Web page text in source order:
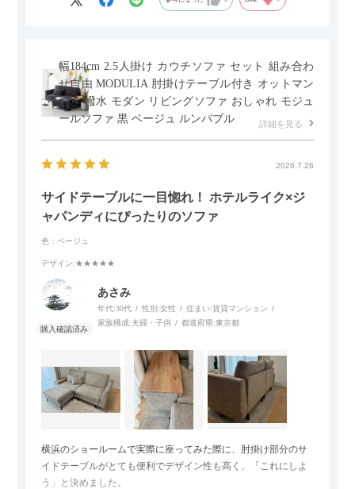
幅184cm 2.5人掛け カウチソファ セット 組み合わ
せ自由 MODULIA 肘掛けテーブル付き オットマン
付き 撥水 モダン リビングソファ おしゃれ モジュ
ールソファ 黒 ベージュ ルンバブル
詳細を見る
2026.7.26
サイドテーブルに一目惚れ！ ホテルライク×ジ
ャパンディにぴったりのソファ
色：ベージュ
デザイン:★★★★★
あさみ
年代:30代 性別:女性 住まい:賃貸マンション
家族構成:夫婦・子供 都道府県:東京都
横浜のショールームで実際に座ってみた際に、肘掛け部分のサ
イドテーブルがとても便利でデザイン性も高く、「これにしよ
う」と決めました。